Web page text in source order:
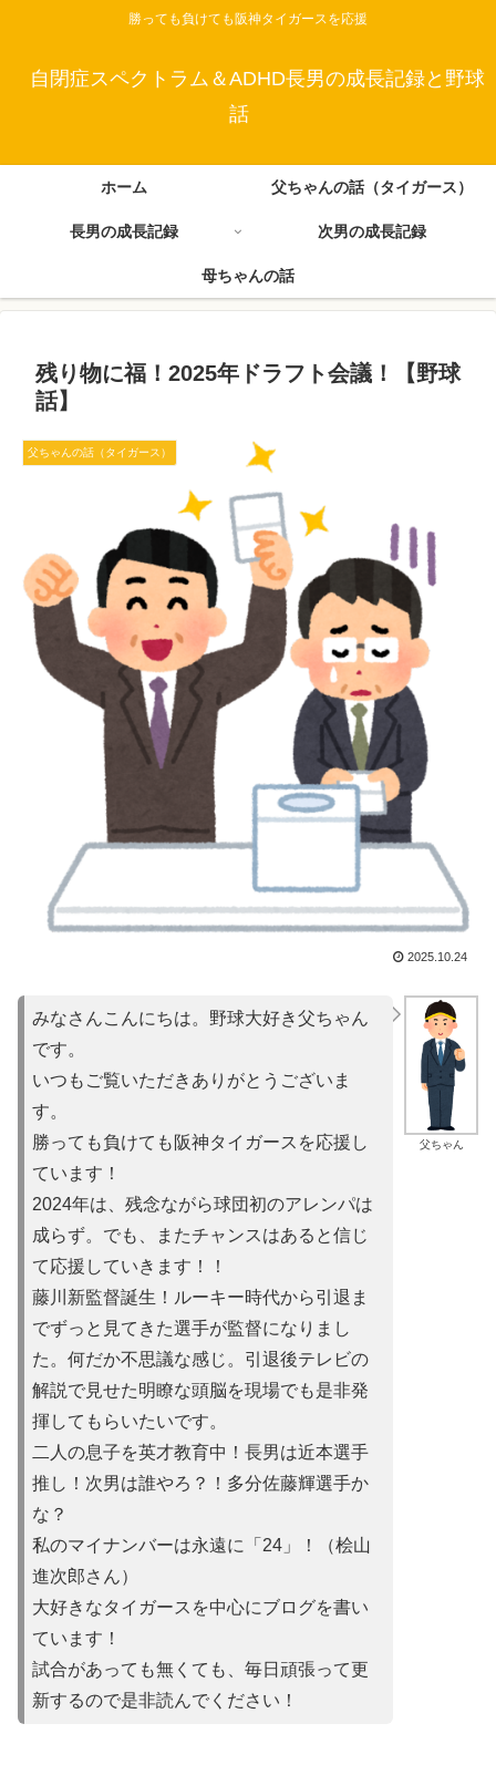
勝っても負けても阪神タイガースを応援
自閉症スペクトラム＆ADHD長男の成長記録と野球
話
ホーム 父ちゃんの話（タイガース）
長男の成長記録 次男の成長記録
母ちゃんの話
残り物に福！2025年ドラフト会議！【野球
話】
父ちゃんの話（タイガース）
2025.10.24
父ちゃん
みなさんこんにちは。野球大好き父ちゃん
です。
いつもご覧いただきありがとうございま
す。
勝っても負けても阪神タイガースを応援し
ています！
2024年は、残念ながら球団初のアレンパは
成らず。でも、またチャンスはあると信じ
て応援していきます！！
藤川新監督誕生！ルーキー時代から引退ま
でずっと見てきた選手が監督になりまし
た。何だか不思議な感じ。引退後テレビの
解説で見せた明瞭な頭脳を現場でも是非発
揮してもらいたいです。
二人の息子を英才教育中！長男は近本選手
推し！次男は誰やろ？！多分佐藤輝選手か
な？
私のマイナンバーは永遠に「24」！（桧山
進次郎さん）
大好きなタイガースを中心にブログを書い
ています！
試合があって も無くても、毎日頑張って更
新するので是非読んでください！